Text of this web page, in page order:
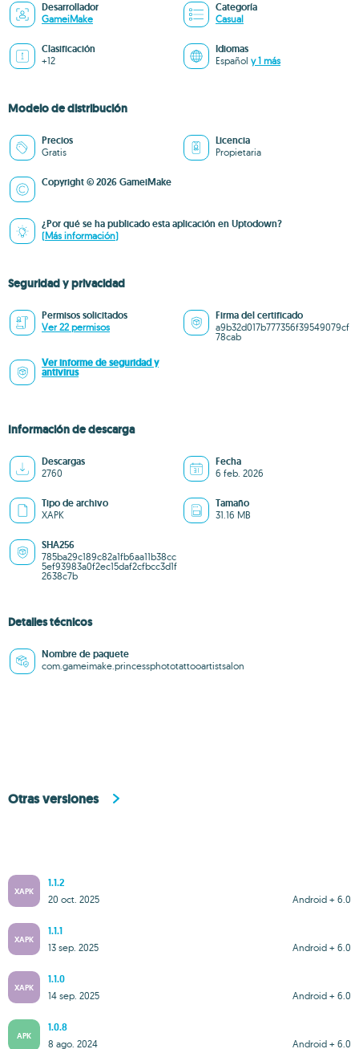
Desarrollador
GameiMake
Categoría
Casual
Clasificación
+12
Idiomas
Español y 1 más
Modelo de distribución
Precios
Gratis
Licencia
Propietaria
Copyright © 2026 GameiMake
¿Por qué se ha publicado esta aplicación en Uptodown?
(Más información)
Seguridad y privacidad
Permisos solicitados
Ver 22 permisos
Firma del certificado
a9b32d017b777356f39549079cf
78cab
Ver informe de seguridad y
antivirus
Información de descarga
Descargas
2760
Fecha
6 feb. 2026
Tipo de archivo
XAPK
Tamaño
31.16 MB
SHA256
785ba29c189c82a1fb6aa11b38cc
5ef93983a0f2ec15daf2cfbcc3d1f
2638c7b
Detalles técnicos
Nombre de paquete
com.gameimake.princessphototattooartistsalon
Otras versiones
XAPK
1.1.2
Android + 6.0
20 oct. 2025
XAPK
1.1.1
Android + 6.0
13 sep. 2025
XAPK
1.1.0
Android + 6.0
14 sep. 2025
APK
1.0.8
Android + 6.0
8 ago. 2024